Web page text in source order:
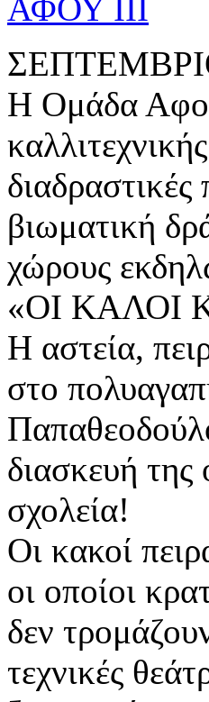
Η Ομάδα Αφού
βιωματική
χώρους
«ΟΙ ΚΑΛΟΙ
H αστεία,
στο
διασκευή
σχολεία!
Οι κακοί
οι οποίοι
δεν
τεχνικές